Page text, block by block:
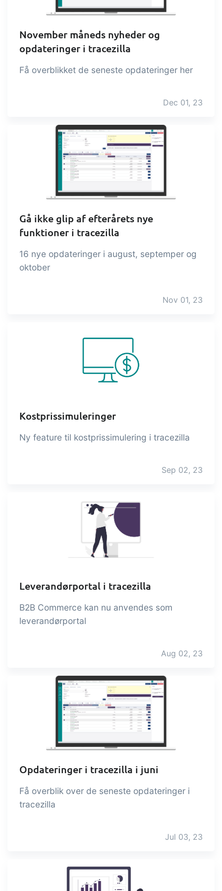
bæredygtig og certificeret
fødevarevirksomhed
B2B Commerce
Opgaver & kontroller
Få modtagekontrol, temperaturtjek og
kritiske kontrolpunkter integreret i din
ordrestyring - helt digitalt
Power Pack
Lav din egen opsætning af dokumenter
og labels, sidevisninger, dataudtræk,
Tilføjelse
Connect
tilpassede flows via udveksling af filer
November måneds nyheder og
opdateringer i tracezilla
Få overblikket de seneste opdateringer her
Dec 01, 23
Gå ikke glip af efterårets nye
funktioner i tracezilla
16 nye opdateringer i august, septemper og
oktober
Nov 01, 23
Kostprissimuleringer
Ny feature til kostprissimulering i tracezilla
Sep 02, 23
Leverandørportal i tracezilla
B2B Commerce kan nu anvendes som
leverandørportal
Aug 02, 23
Opdateringer i tracezilla i juni
Få overblik over de seneste opdateringer i
tracezilla
Jul 03, 23